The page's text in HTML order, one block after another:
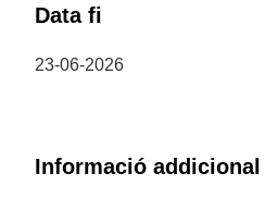
Data fi
23-06-2026
Informació addicional